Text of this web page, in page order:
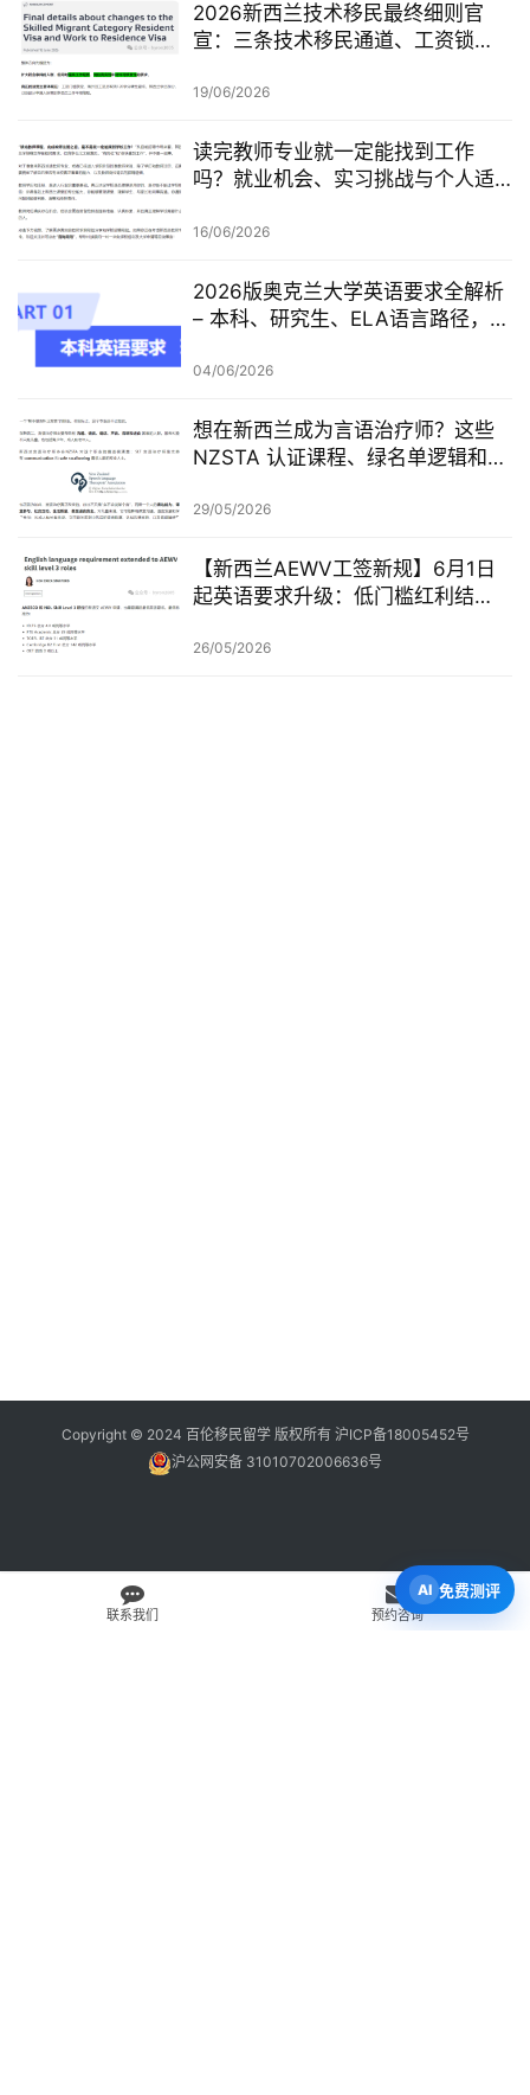
2026新西兰技术移民最终细则官
宣：三条技术移民通道、工资锁
查一次梳理
19/06/2026
读完教师专业就一定能找到工作
吗？就业机会、实习挑战与个人适
16/06/2026
2026版奥克兰大学英语要求全解析
– 本科、研究生、ELA语言路径，一
04/06/2026
想在新西兰成为言语治疗师？这些
NZSTA 认证课程、绿名单逻辑和申
29/05/2026
【新西兰AEWV工签新规】6月1日
起英语要求升级：低门槛红利结
26/05/2026
Copyright © 2024 百伦移民留学 版权所有 沪ICP备18005452号
沪公网安备 31010702006636号
联系我们 预约咨询
免费测评